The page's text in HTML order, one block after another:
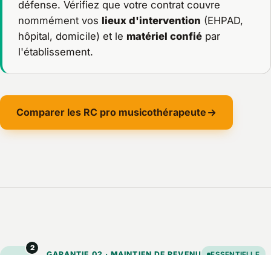
défense. Vérifiez que votre contrat couvre
nommément vos lieux d'intervention (EHPAD,
hôpital, domicile) et le matériel confiépar
l'établissement.
Comparer les RC pro musicothérapeute
2